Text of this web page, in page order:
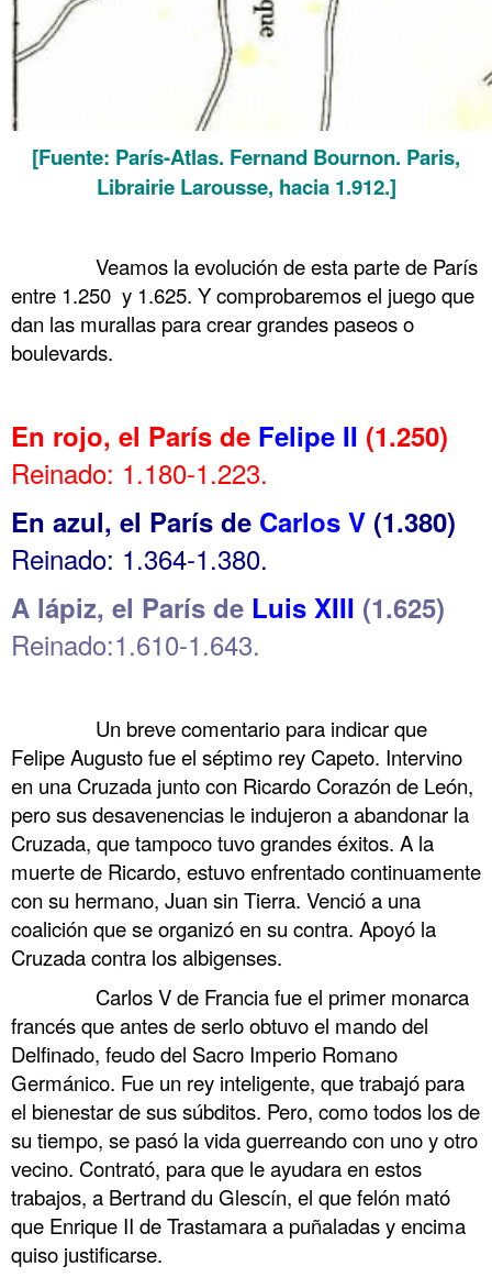
[Fuente: París-Atlas. Fernand Bournon. Paris,
Librairie Larousse, hacia 1.912.]
Veamos la evolución de esta parte de París
entre 1.250 y 1.625. Y comprobaremos el juego que
dan las murallas para crear grandes paseos o
boulevards.
En rojo, el París de Felipe II (1.250)
Reinado: 1.180-1.223.
En azul, el París de Carlos V (1.380)
Reinado: 1.364-1.380.
A lápiz, el París de Luis XIII (1.625)
Reinado:1.610-1.643.
Un breve comentario para indicar que
Felipe Augusto fue el séptimo rey Capeto. Intervino
en una Cruzada junto con Ricardo Corazón de León,
pero sus desavenencias le indujeron a abandonar la
Cruzada, que tampoco tuvo grandes éxitos. A la
muerte de Ricardo, estuvo enfrentado continuamente
con su hermano, Juan sin Tierra. Venció a una
coalición que se organizó en su contra. Apoyó la
Cruzada contra los albigenses.
Carlos V de Francia fue el primer monarca
francés que antes de serlo obtuvo el mando del
Delfinado, feudo del Sacro Imperio Romano
Germánico. Fue un rey inteligente, que trabajó para
el bienestar de sus súbditos. Pero, como todos los de
su tiempo, se pasó la vida guerreando con uno y otro
vecino. Contrató, para que le ayudara en estos
trabajos, a Bertrand du Glescín, el que felón mató
que Enrique II de Trastamara a puñaladas y encima
quiso justificarse.